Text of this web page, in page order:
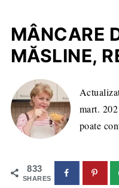
MÂNCARE
MĂSLINE,
mart.
poate
833
SHARES